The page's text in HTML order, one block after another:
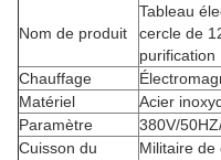
Nom de produit
Tableau
cercle de
purification
Chauffage
Matériel
Acier
Paramètre
380V/
Cuisson du
Militaire de